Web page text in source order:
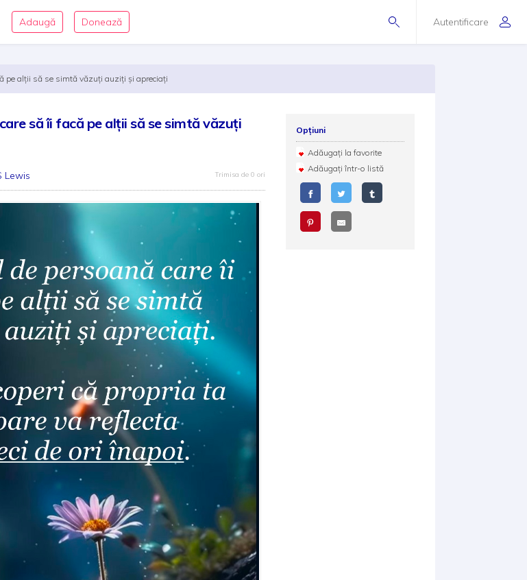
Autentificare
Adaugă Donează
pe alții să se simtă văzuți auziți și apreciați
să îi facă pe alții să se simtă văzuți
Lewis Trimisa de 0 ori
Opțiuni
Adăugați la favorite
Adăugați într-o listă